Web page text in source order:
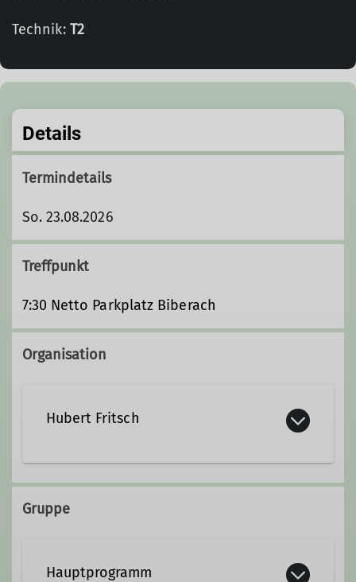
Technik: T2
Details
Termindetails
So. 23.08.2026
Treffpunkt
7:30 Netto Parkplatz Biberach
Organisation
Hubert Fritsch
Kontakt aufnehmen
Gruppe
Hauptprogramm